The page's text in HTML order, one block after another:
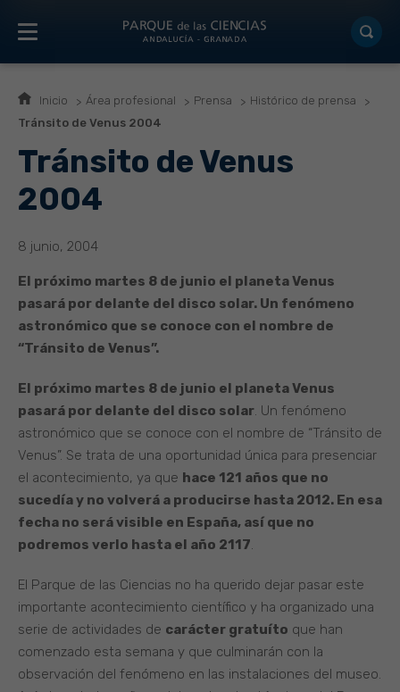
Inicio Área profesional Prensa
Histórico de prensa
Tránsito de Venus 2004
Tránsito de Venus
2004
8 junio, 2004
El próximo martes 8 de junio el planeta Venus
pasará por delante del disco solar. Un fenómeno
astronómico que se conoce con el nombre de
“Tránsito de Venus”.
El próximo martes 8 de junio el planeta Venus
pasará por delante del disco solar. Un fenómeno
astronómico que se conoce con el nombre de “Tránsito de
Venus”. Se trata de una oportunidad única para presenciar
el acontecimiento, ya que hace 121 años que no
sucedía y no volverá a producirse hasta 2012. En esa
fecha no será visible en España, así que no
podremos verlo hasta el año 2117.
El Parque de las Ciencias no ha querido dejar pasar este
importante acontecimiento científico y ha organizado una
serie de actividades de carácter gratuíto que han
comenzado esta semana y que culminarán con la
observación del fenómeno en las instalaciones del museo.